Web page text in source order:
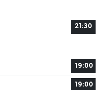
21:30
19:00
19:00